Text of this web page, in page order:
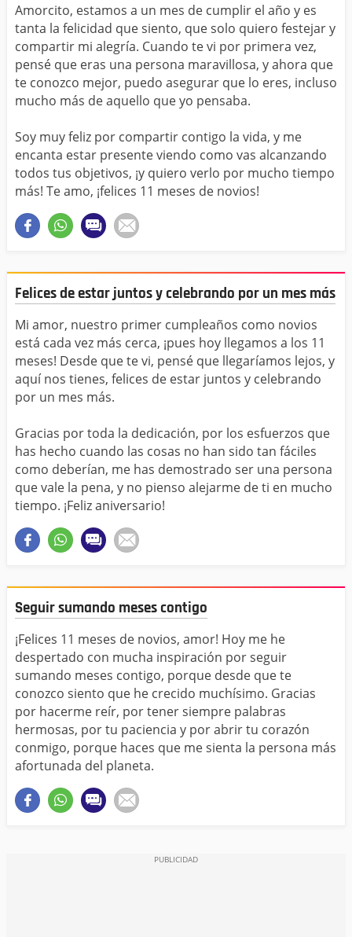
Amorcito, estamos a un mes de cumplir el año y es
tanta la felicidad que siento, que solo quiero festejar y
compartir mi alegría. Cuando te vi por primera vez,
pensé que eras una persona maravillosa, y ahora que
te conozco mejor, puedo asegurar que lo eres, incluso
mucho más de aquello que yo pensaba.
Soy muy feliz por compartir contigo la vida, y me
encanta estar presente viendo como vas alcanzando
todos tus objetivos, ¡y quiero verlo por mucho tiempo
más! Te amo, ¡felices 11 meses de novios!
Felices de estar juntos y celebrando por un mes más
Mi amor, nuestro primer cumpleaños como novios
está cada vez más cerca, ¡pues hoy llegamos a los 11
meses! Desde que te vi, pensé que llegaríamos lejos, y
aquí nos tienes, felices de estar juntos y celebrando
por un mes más.
Gracias por toda la dedicación, por los esfuerzos que
has hecho cuando las cosas no han sido tan fáciles
como deberían, me has demostrado ser una persona
que vale la pena, y no pienso alejarme de ti en mucho
tiempo. ¡Feliz aniversario!
Seguir sumando meses contigo
¡Felices 11 meses de novios, amor! Hoy me he
despertado con mucha inspiración por seguir
sumando meses contigo, porque desde que te
conozco siento que he crecido muchísimo. Gracias
por hacerme reír, por tener siempre palabras
hermosas, por tu paciencia y por abrir tu corazón
conmigo, porque haces que me sienta la persona más
afortunada del planeta.